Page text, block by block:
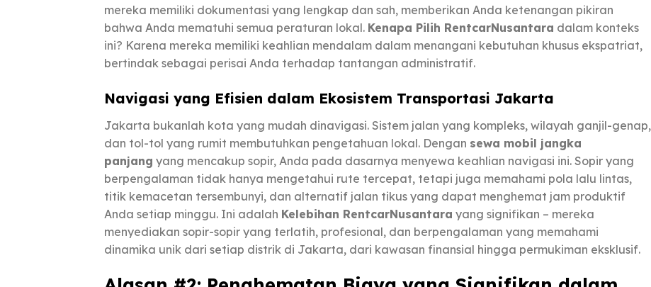
mereka memiliki dokumentasi yang lengkap dan sah, memberikan Anda ketenangan pikiran
bahwa Anda mematuhi semua peraturan lokal. Kenapa Pilih RentcarNusantara dalam konteks
ini? Karena mereka memiliki keahlian mendalam dalam menangani kebutuhan khusus ekspatriat,
bertindak sebagai perisai Anda terhadap tantangan administratif.
Navigasi yang Efisien dalam Ekosistem Transportasi Jakarta
Jakarta bukanlah kota yang mudah dinavigasi. Sistem jalan yang kompleks, wilayah ganjil-genap,
dan tol-tol yang rumit membutuhkan pengetahuan lokal. Dengan sewa mobil jangka
panjang yang mencakup sopir, Anda pada dasarnya menyewa keahlian navigasi ini. Sopir yang
berpengalaman tidak hanya mengetahui rute tercepat, tetapi juga memahami pola lalu lintas,
titik kemacetan tersembunyi, dan alternatif jalan tikus yang dapat menghemat jam produktif
Anda setiap minggu. Ini adalah Kelebihan RentcarNusantara yang signifikan – mereka
menyediakan sopir-sopir yang terlatih, profesional, dan berpengalaman yang memahami
dinamika unik dari setiap distrik di Jakarta, dari kawasan finansial hingga permukiman eksklusif.